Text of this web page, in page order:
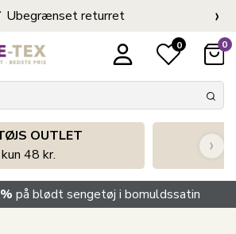
Ubegrænset returret ›
0 0
OUTLET
48 kr.
›
på blødt sengetøj i bomuldssatin